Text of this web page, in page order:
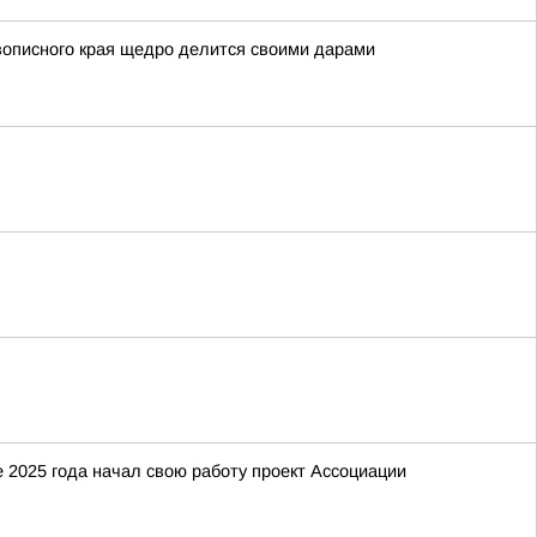
края щедро делится своими дарами
года начал свою работу проект Ассоциации